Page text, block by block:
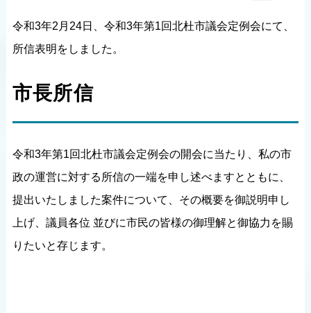
令和3年2月24日、令和3年第1回北杜市議会定例会にて、
所信表明をしました。
市長所信
令和3年第1回北杜市議会定例会の開会に当たり、私の市
政の運営に対する所信の一端を申し述べますとともに、
提出いたしました案件について、その概要を御説明申し
上げ、議員各位 並びに市民の皆様の御理解と御協力を賜
りたいと存じます。